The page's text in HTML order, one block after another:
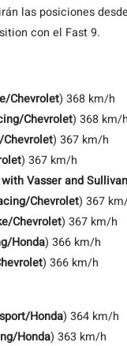
las posiciones
con el Fast 9.
Chevrolet) 368 km/h
Chevrolet) 368 km/
Chevrolet) 367 km/h
) 367 km/h
with Vasser and
Chevrolet) 367
Chevrolet) 367 km/h
Honda) 366 km/h
) 366 km/h
Honda) 364 km/h
Honda) 363 km/h